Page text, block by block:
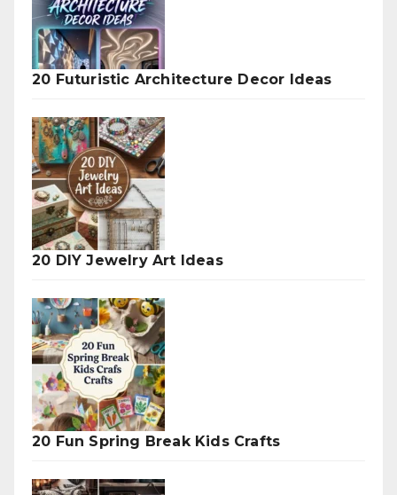
20 Futuristic Architecture Decor Ideas
20 DIY Jewelry Art Ideas
20 Fun Spring Break Kids Crafts